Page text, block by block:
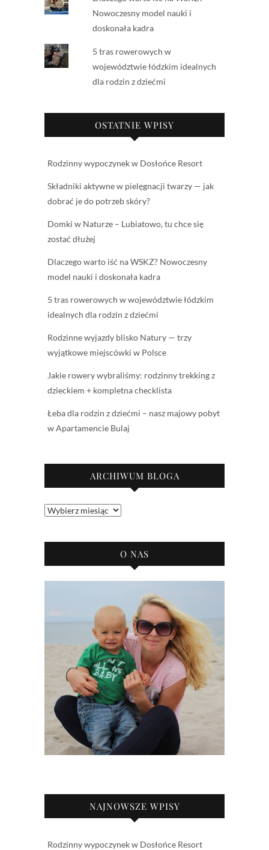
Nowoczesny model nauki i
doskonała kadra
5 tras rowerowych w
województwie łódzkim idealnych
dla rodzin z dziećmi
OSTATNIE WPISY
Rodzinny wypoczynek w Dosłońce Resort
Składniki aktywne w pielęgnacji twarzy — jak
dobrać je do potrzeb skóry?
Domki w Naturze – Lubiatowo, tu chce się
zostać dłużej
Dlaczego warto iść na WSKZ? Nowoczesny
model nauki i doskonała kadra
5 tras rowerowych w województwie łódzkim
idealnych dla rodzin z dziećmi
Rodzinne wyjazdy blisko Natury — trzy
wyjątkowe miejscówki w Polsce
Jakie rowery wybraliśmy: rodzinny trekking z
dzieckiem + kompletna checklista
Łeba dla rodzin z dziećmi – nasz majowy pobyt
w Apartamencie Bulaj
ARCHIWUM BLOGA
Archiwum
O NAS
NAJNOWSZE WPISY
Rodzinny wypoczynek w Dosłońce Resort